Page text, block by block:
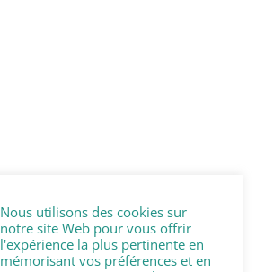
Nous utilisons des cookies sur
notre site Web pour vous offrir
l'expérience la plus pertinente en
mémorisant vos préférences et en